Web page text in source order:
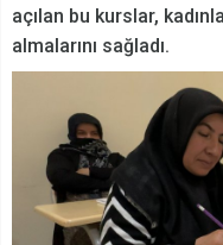
açılan bu kurslar,
almalarını sağladı.